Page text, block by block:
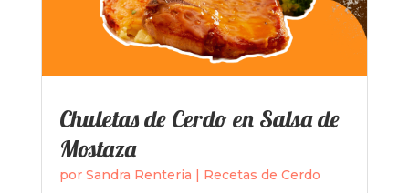
Chuletas de Cerdo en Salsa de
Mostaza
por Sandra Renteria Recetas de Cerdo